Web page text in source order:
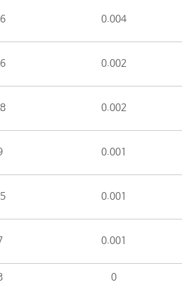
0.004
0.002
0.002
0.001
0.001
0.001
0